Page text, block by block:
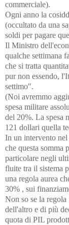
commerciale).
Ogni anno la
(occultato da una
soldi per pagare
Il Ministro
qualche settimana
che si tratta
pur non essendo,
settimo".
(Noi avremmo
spesa militare
del 20%. La spesa
121 dollari quella
In un intervento
che questa somma
particolare negli
fluite tra il sistema
una regola aurea
30% , sui
Non so se la regola
dell'altro e di più
quota di PIL